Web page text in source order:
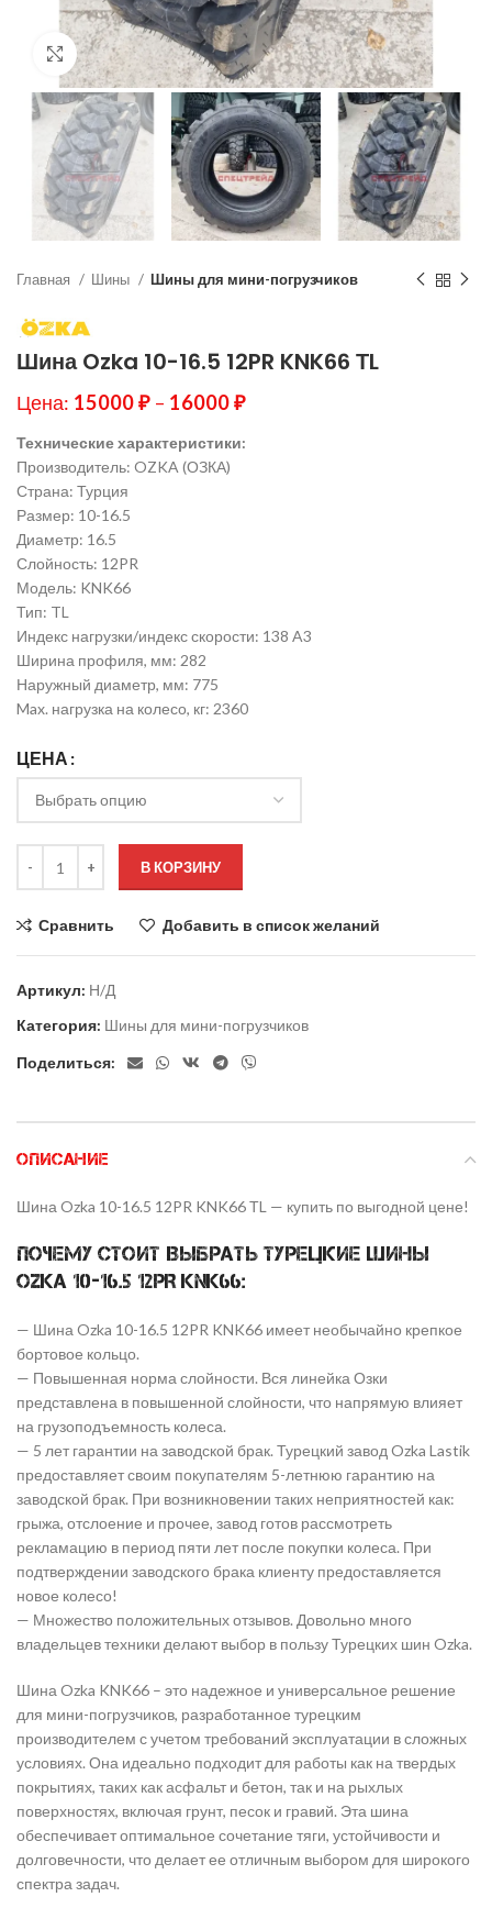
Нажмите, чтобы увеличить
Главная Шины Шины для мини-погрузчиков
Шина Ozka 10-16.5 12PR KNK66 ТL
Цена: 15000₽ – 16000₽
Технические характеристики:
Производитель: OZKA (ОЗКА)
Страна: Турция
Размер: 10-16.5
Диаметр: 16.5
Слойность: 12PR
Модель: KNK66
Тип: TL
Индекс нагрузки/индекс скорости: 138 A3
Ширина профиля, мм: 282
Наружный диаметр, мм: 775
Max. нагрузка на колесо, кг: 2360
ЦЕНА
В КОРЗИНУ
Сравнить Добавить в список желаний
Артикул: Н/Д
Категория: Шины для мини-погрузчиков
Поделиться:
ОПИСАНИЕ
Шина Ozka 10-16.5 12PR KNK66 ТL — купить по выгодной цене!
Почему стоит выбрать Турецкие шины
Ozka 10-16.5 12PR KNK66:
— Шина Ozka 10-16.5 12PR KNK66 имеет необычайно крепкое
бортовое кольцо.
— Повышенная норма слойности. Вся линейка Озки
представлена в повышенной слойности, что напрямую влияет
на грузоподъемность колеса.
— 5 лет гарантии на заводской брак. Турецкий завод Ozka Lastik
предоставляет своим покупателям 5-летнюю гарантию на
заводской брак. При возникновении таких неприятностей как:
грыжа, отслоение и прочее, завод готов рассмотреть
рекламацию в период пяти лет после покупки колеса. При
подтверждении заводского брака клиенту предоставляется
новое колесо!
— Множество положительных отзывов. Довольно много
владельцев техники делают выбор в пользу Турецких шин Ozka.
Шина Ozka KNK66 – это надежное и универсальное решение
для мини-погрузчиков, разработанное турецким
производителем с учетом требований эксплуатации в сложных
условиях. Она идеально подходит для работы как на твердых
покрытиях, таких как асфальт и бетон, так и на рыхлых
поверхностях, включая грунт, песок и гравий. Эта шина
обеспечивает оптимальное сочетание тяги, устойчивости и
долговечности, что делает ее отличным выбором для широкого
спектра задач.